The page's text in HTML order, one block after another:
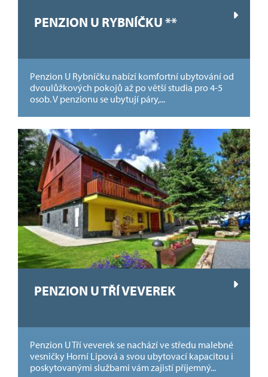
PENZION U RYBNÍČKU **
Penzion U Rybníčku nabízí komfortní ubytování od
dvoulůžkových pokojů až po větší studia pro 4-5
osob. V penzionu se ubytují páry,...
PENZION U TŘÍ VEVEREK
Penzion U Tří veverek se nachází ve středu malebné
vesničky Horní Lipová a svou ubytovací kapacitou i
poskytovanými službami vám zajistí příjemný...